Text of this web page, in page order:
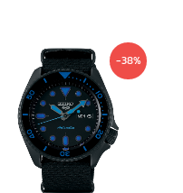
-38%
Original
price
was:
13,300 ฿.
price